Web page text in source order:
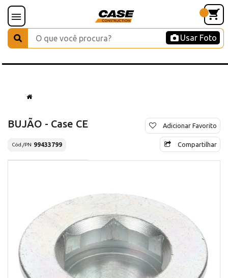
Usar Foto
BUJÃO - Case CE
Cód./PN 99433799
Adicionar Favorito
Compartilhar